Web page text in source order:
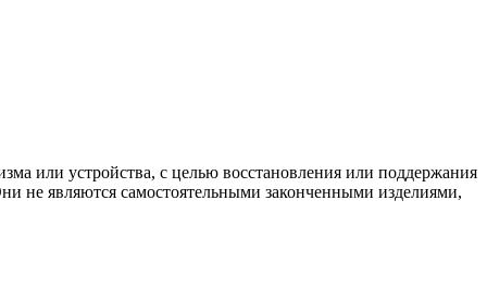
или устройства, с целью восстановления или поддержания
не являются самостоятельными законченными изделиями,